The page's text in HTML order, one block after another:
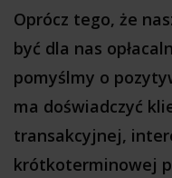
Oprócz tego, że
być dla nas
pomyślmy o
ma doświadczyć
transakcyjnej,
krótkoterminowej